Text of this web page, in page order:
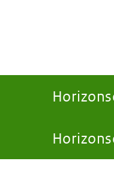
You